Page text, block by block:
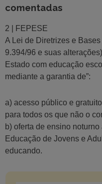
comentadas
2 | FEPESE
A Lei de Diretrizes e
9.394/96 e suas
Estado com educação
mediante a garantia de”:
a) acesso público e
para todos os que não o
b) oferta de ensino
Educação de Jovens e
educando.